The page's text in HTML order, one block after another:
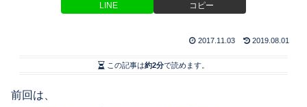
LINE コピー
2017.11.03 2019.08.01
この記事は約2分で読めます。
前回は、